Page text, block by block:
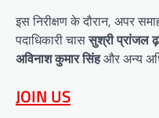
इस निरीक्षण के दौरान, अपर
पदाधिकारी चाससुश्री प्रांजल
अविनाश कुमार सिंहऔर अन्य
JOIN US